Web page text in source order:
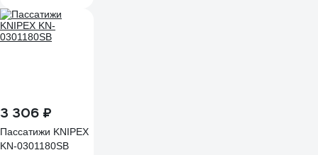
рукоятки 16994
3 306 ₽
Пассатижи KNIPEX
KN-0301180SB